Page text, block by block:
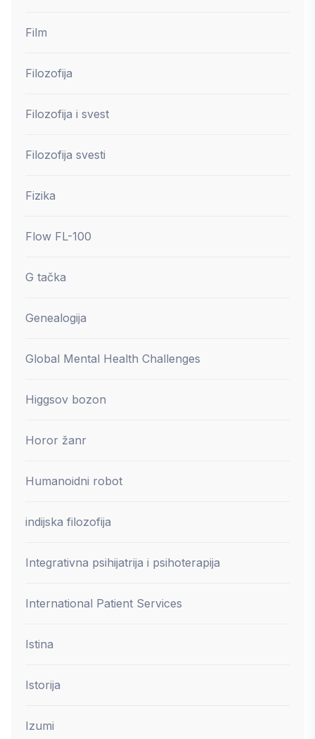
Film
Filozofija
Filozofija i svest
Filozofija svesti
Fizika
Flow FL-100
G tačka
Genealogija
Global Mental Health Challenges
Higgsov bozon
Horor žanr
Humanoidni robot
indijska filozofija
Integrativna psihijatrija i psihoterapija
International Patient Services
Istina
Istorija
Izumi